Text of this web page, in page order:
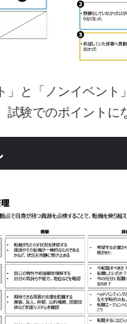
」と「ノンイベント
試験でのポイントに